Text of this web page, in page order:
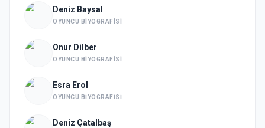
Deniz Baysal
OYUNCU BIYOGRAFISI
Onur Dilber
OYUNCU BIYOGRAFISI
Esra Erol
OYUNCU BIYOGRAFISI
Deniz Çatalbaş